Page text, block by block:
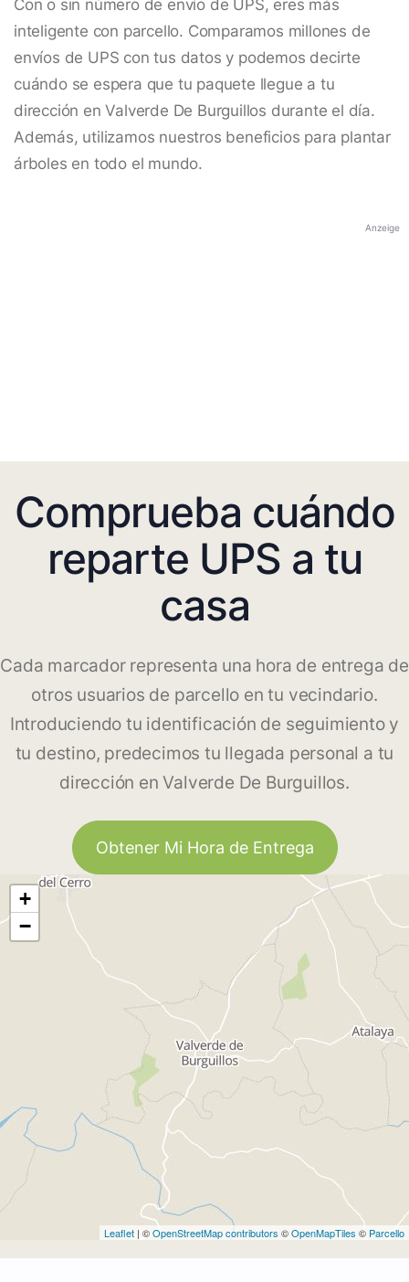
Con o sin número de envío de UPS, eres más
inteligente con parcello. Comparamos millones de
envíos de UPS con tus datos y podemos decirte
cuándo se espera que tu paquete llegue a tu
dirección en Valverde De Burguillos durante el día.
Además, utilizamos nuestros beneficios para plantar
árboles en todo el mundo.
Anzeige
Comprueba cuándo
reparte UPS a tu
casa
Cada marcador representa una hora de entrega de
otros usuarios de parcello en tu vecindario.
Introduciendo tu identificación de seguimiento y
tu destino, predecimos tu llegada personal a tu
dirección en Valverde De Burguillos.
Obtener Mi Hora de Entrega
+
−
Leaflet | ©OpenStreetMap contributors ©OpenMapTiles © Parcello